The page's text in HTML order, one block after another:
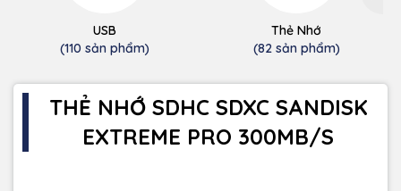
USB
(110 sản phẩm)
Thẻ Nhớ
(82 sản phẩm)
THẺ NHỚ SDHC SDXC SANDISK
EXTREME PRO 300MB/S